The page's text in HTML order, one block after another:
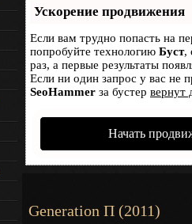
Ускорение продвижения
Если вам трудно попасть на
попробуйте технологию Буст,
раз, а первые результаты
Если ни один запрос у вас не
SeoHammer за бустер вернут
Начать
Generation П (2011)